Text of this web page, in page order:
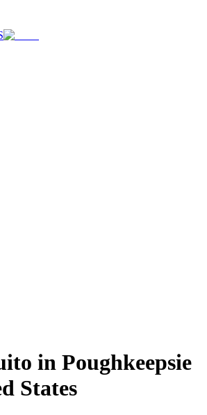
in Poughkeepsie
States